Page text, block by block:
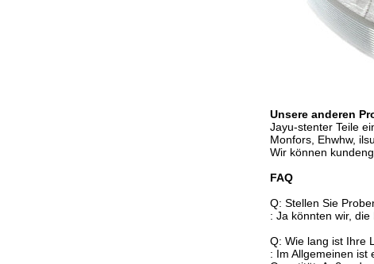
Unsere anderen
Jayu-stenter Teile
Monfors, Ehwhw,
Wir können
FAQ
Q: Stellen Sie
: Ja könnten wir,
Q: Wie lang ist Ihre
: Im Allgemeinen ist